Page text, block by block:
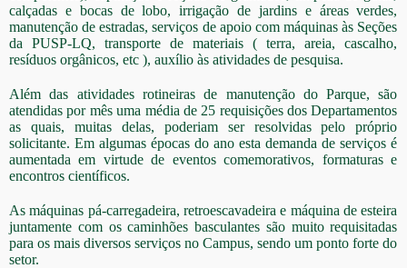
calçadas e bocas de lobo, irrigação de jardins e áreas verdes,
manutenção de estradas, serviços de apoio com máquinas às Seções
da PUSP-LQ, transporte de materiais ( terra, areia, cascalho,
resíduos orgânicos, etc ), auxílio às atividades de pesquisa.
Além das atividades rotineiras de manutenção do Parque, são
atendidas por mês uma média de 25 requisições dos Departamentos
as quais, muitas delas, poderiam ser resolvidas pelo próprio
solicitante. Em algumas épocas do ano esta demanda de serviços é
aumentada em virtude de eventos comemorativos, formaturas e
encontros científicos.
As máquinas pá-carregadeira, retroescavadeira e máquina de esteira
juntamente com os caminhões basculantes são muito requisitadas
para os mais diversos serviços no Campus, sendo um ponto forte do
setor.